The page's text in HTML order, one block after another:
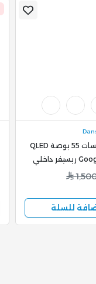
شاشة دانسات 55 بوصة QLED
Google TV 4K ريسيفر داخلي
للسلة